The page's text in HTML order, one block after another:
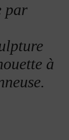
par
à